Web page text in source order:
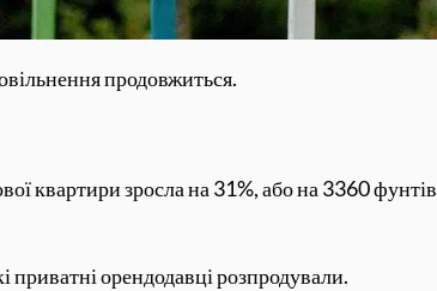
продовжиться.
квартири зросла на 31%, або на 3360 фунтів
орендодавці розпродували.